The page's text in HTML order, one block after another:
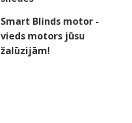
Smart Blinds motor -
vieds motors jūsu
žalūzijām!